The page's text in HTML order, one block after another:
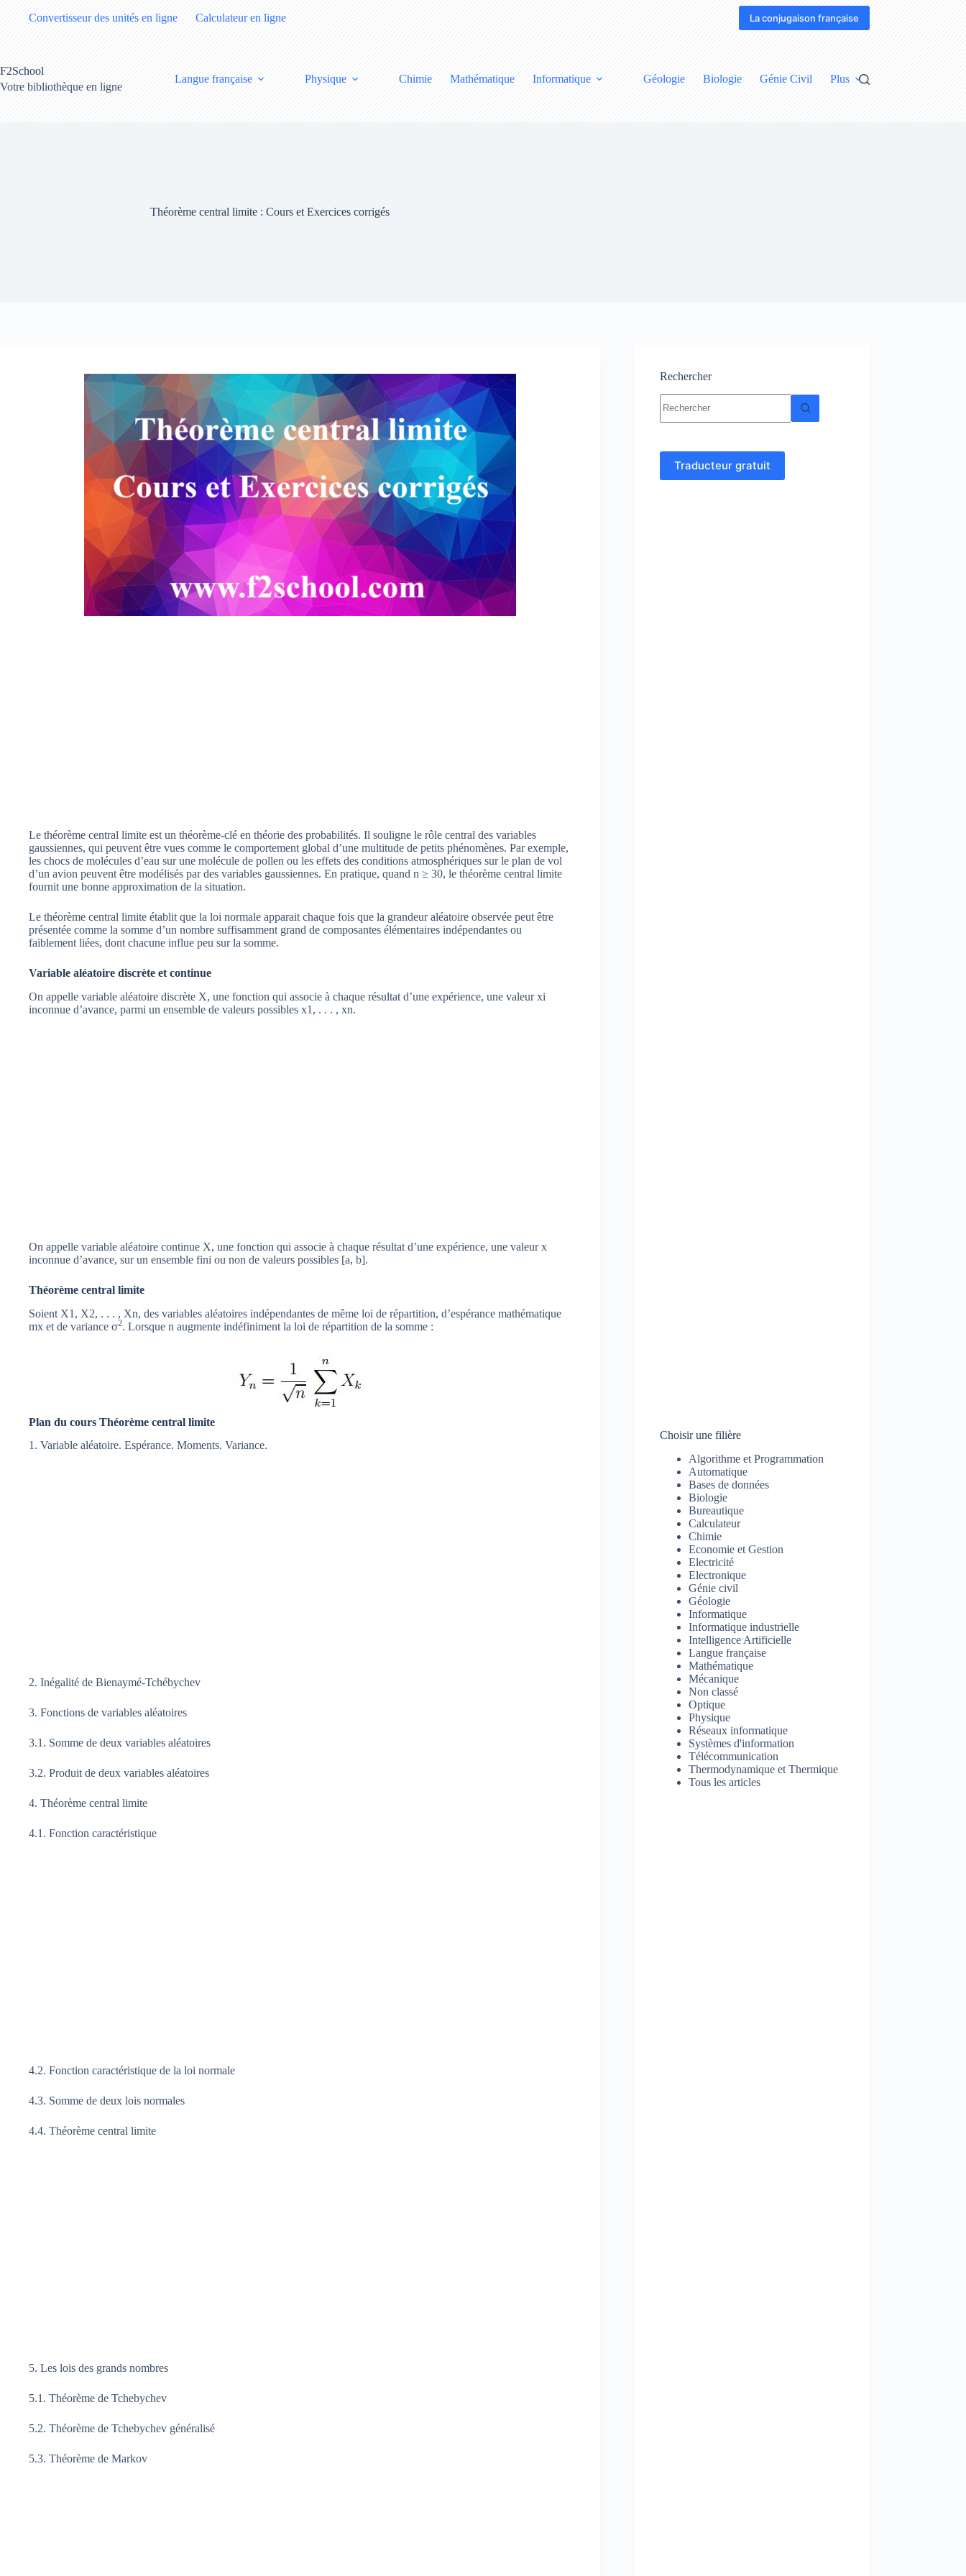
Convertisseur des unités en ligne Calculateur en ligne La conjugaison française
F2School
Votre bibliothèque en ligne
Langue française Physique Chimie Mathématique Informatique Géologie Biologie Génie Civil Plus
Théorème central limite : Cours et Exercices corrigés
Le théorème central limite est un théorème-clé en théorie des probabilités. Il souligne le rôle central des variables
gaussiennes, qui peuvent être vues comme le comportement global d’une multitude de petits phénomènes. Par exemple,
les chocs de molécules d’eau sur une molécule de pollen ou les effets des conditions atmosphériques sur le plan de vol
d’un avion peuvent être modélisés par des variables gaussiennes. En pratique, quand n ≥ 30, le théorème central limite
fournit une bonne approximation de la situation.
Le théorème central limite établit que la loi normale apparait chaque fois que la grandeur aléatoire observée peut être
présentée comme la somme d’un nombre suffisamment grand de composantes élémentaires indépendantes ou
faiblement liées, dont chacune influe peu sur la somme.
Variable aléatoire discrète et continue
On appelle variable aléatoire discrète X, une fonction qui associe à chaque résultat d’une expérience, une valeur xi
inconnue d’avance, parmi un ensemble de valeurs possibles x1, . . . , xn.
On appelle variable aléatoire continue X, une fonction qui associe à chaque résultat d’une expérience, une valeur x
inconnue d’avance, sur un ensemble fini ou non de valeurs possibles [a, b].
Théorème central limite
Soient X1, X2, . . . , Xn, des variables aléatoires indépendantes de même loi de répartition, d’espérance mathématique
mx et de variance σ2. Lorsque n augmente indéfiniment la loi de répartition de la somme :
Plan du cours Théorème central limite
1. Variable aléatoire. Espérance. Moments. Variance.
2. Inégalité de Bienaymé-Tchébychev
3. Fonctions de variables aléatoires
3.1. Somme de deux variables aléatoires
3.2. Produit de deux variables aléatoires
4. Théorème central limite
4.1. Fonction caractéristique
4.2. Fonction caractéristique de la loi normale
4.3. Somme de deux lois normales
4.4. Théorème central limite
5. Les lois des grands nombres
5.1. Théorème de Tchebychev
5.2. Théorème de Tchebychev généralisé
5.3. Théorème de Markov
Rechercher
résultat
Traducteur gratuit
Choisir une filière
Algorithme et Programmation
Automatique
Bases de données
Biologie
Bureautique
Calculateur
Chimie
Economie et Gestion
Electricité
Electronique
Génie civil
Géologie
Informatique
Informatique industrielle
Intelligence Artificielle
Langue française
Mathématique
Mécanique
Non classé
Optique
Physique
Réseaux informatique
Systèmes d'information
Télécommunication
Thermodynamique et Thermique
Tous les articles